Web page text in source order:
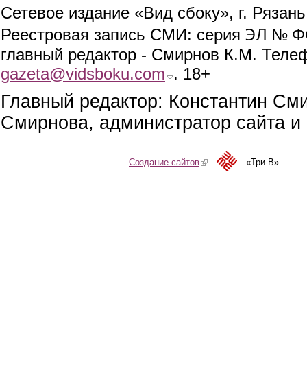
Сетевое издание «Вид сбоку», г.
Реестровая запись СМИ: серия ЭЛ №
главный редактор - Смирнов К.М.
gazeta@vidsboku.com (link sends e-mail)
. 18+
Главный редактор: Константин
Смирнова, администратор сайта
Создание сайтов(link is external)«Три-В»